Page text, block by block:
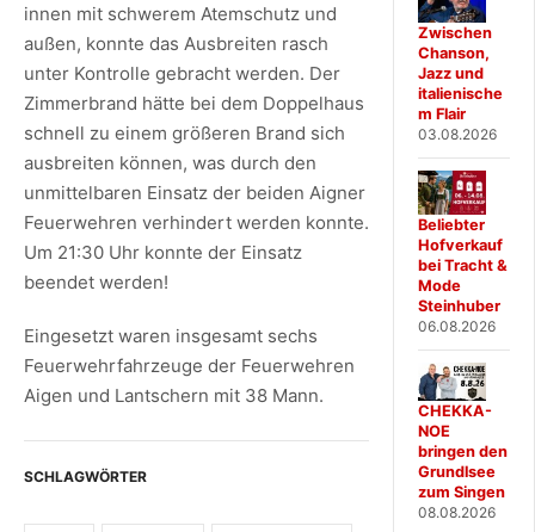
innen mit schwerem Atemschutz und
außen, konnte das Ausbreiten rasch
unter Kontrolle gebracht werden. Der
Zimmerbrand hätte bei dem Doppelhaus
schnell zu einem größeren Brand sich
ausbreiten können, was durch den
unmittelbaren Einsatz der beiden Aigner
Feuerwehren verhindert werden konnte.
Um 21:30 Uhr konnte der Einsatz
beendet werden!
Eingesetzt waren insgesamt sechs
Feuerwehrfahrzeuge der Feuerwehren
Aigen und Lantschern mit 38 Mann.
SCHLAGWÖRTER
Zwischen
Chanson,
Jazz und
italienische
m Flair
03.08.2026
Beliebter
Hofverkauf
bei Tracht &
Mode
Steinhuber
06.08.2026
CHEKKA-
NOE
bringen den
Grundlsee
zum Singen
08.08.2026